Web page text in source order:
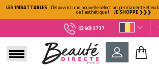
LES IMBATTABLES | Découvrez une nouvelle sélection permanente et
de l'esthétique ! JE SHOPPE ❯❯❯
02 403 37 37